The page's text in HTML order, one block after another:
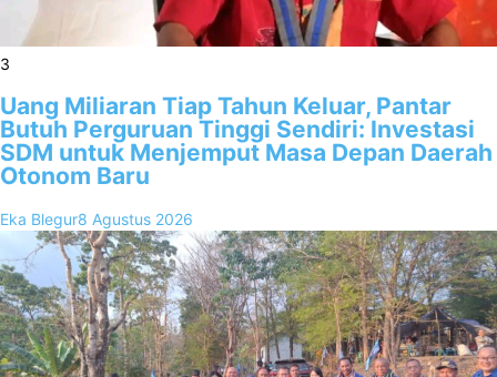
3
Uang Miliaran Tiap Tahun Keluar, Pantar
Butuh Perguruan Tinggi Sendiri: Investasi
SDM untuk Menjemput Masa Depan Daerah
Otonom Baru
Eka Blegur8 Agustus 2026